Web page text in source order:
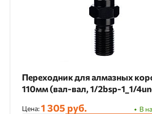
Переходник для алмазных
110мм (вал-вал, 1/2bsp-1_1/
Цена:1 305 руб.
В